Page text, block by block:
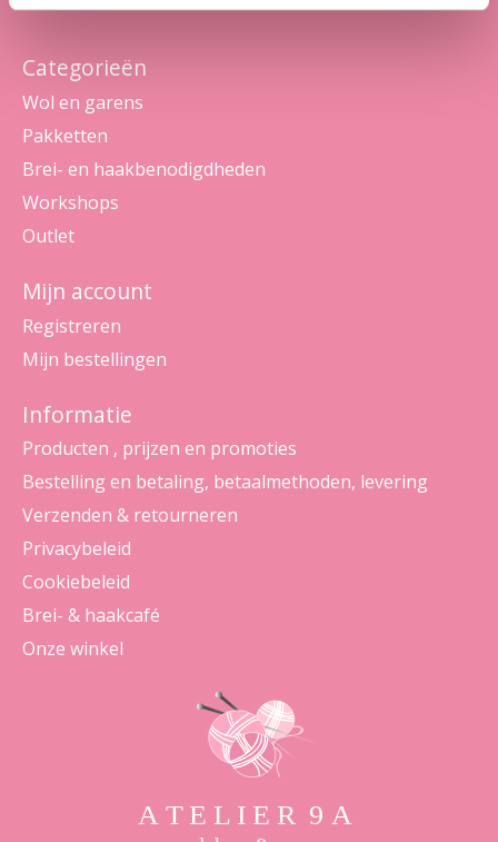
Categorieën
Wol en garens
Pakketten
Brei- en haakbenodigdheden
Workshops
Outlet
Mijn account
Registreren
Mijn bestellingen
Informatie
Producten , prijzen en promoties
Bestelling en betaling, betaalmethoden, levering
Verzenden & retourneren
Privacybeleid
Cookiebeleid
Brei- & haakcafé
Onze winkel